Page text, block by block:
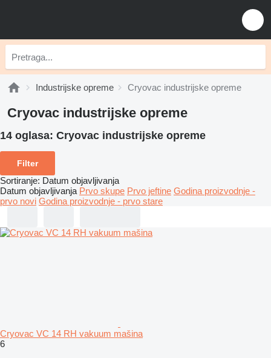
Industrijske opreme Cryovac industrijske opreme
Cryovac industrijske opreme
14 oglasa: Cryovac industrijske opreme
Filter
Sortiranje: Datum objavljivanja
Datum objavljivanja Prvo skupe Prvo jeftine Godina proizvodnje -
prvo novi Godina proizvodnje - prvo stare
Cryovac VC 14 RH vakuum mašina
6